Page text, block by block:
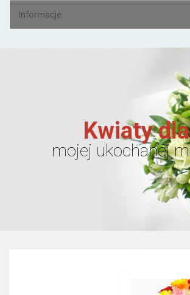
Informacje
Kwiaty dla
mojej ukochanej